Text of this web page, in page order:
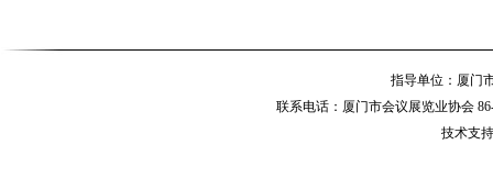
指导单位：厦
联系电话：厦门市会议展览业协会
技术支